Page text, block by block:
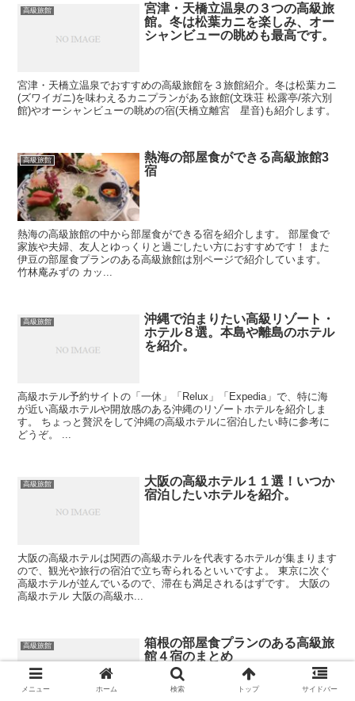
高級旅館
宮津・天橋立温泉の３つの高級旅
館。冬は松葉カニを楽しみ、オー
シャンビューの眺めも最高です。
宮津・天橋立温泉でおすすめの高級旅館を３旅館紹介。冬は松葉カニ
(ズワイガニ)を味わえるカニプランがある旅館(文珠荘 松露亭/茶六別
館)やオーシャンビューの眺めの宿(天橋立離宮 星音)も紹介します。
高級旅館
熱海の部屋食ができる高級旅館3
宿
熱海の高級旅館の中から部屋食ができる宿を紹介します。 部屋食で
家族や夫婦、友人とゆっくりと過ごしたい方におすすめです！ また
伊豆の部屋食プランのある高級旅館は別ページで紹介しています。
竹林庵みずの カッ...
高級旅館
沖縄で泊まりたい高級リゾート・
ホテル８選。本島や離島のホテル
を紹介。
高級ホテル予約サイトの「一休」「Relux」「Expedia」で、特に海
が近い高級ホテルや開放感のある沖縄のリゾートホテルを紹介しま
す。 ちょっと贅沢をして沖縄の高級ホテルに宿泊したい時に参考に
どうぞ。 ...
高級旅館
大阪の高級ホテル１１選！いつか
宿泊したいホテルを紹介。
大阪の高級ホテルは関西の高級ホテルを代表するホテルが集まります
ので、観光や旅行の宿泊で立ち寄られるといいですよ。 東京に次ぐ
高級ホテルが並んでいるので、滞在も満足されるはずです。 大阪の
高級ホテル 大阪の高級ホ...
高級旅館
箱根の部屋食プランのある高級旅
館４宿のまとめ
メニュー ホーム 検索 トップ サイドバー